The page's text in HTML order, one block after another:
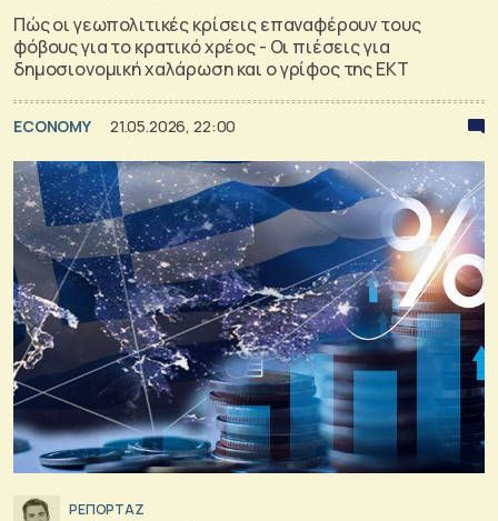
Πώς οι γεωπολιτικές κρίσεις επαναφέρουν τους
φόβους για το κρατικό χρέος - Οι πιέσεις για
δημοσιονομική χαλάρωση και ο γρίφος της ΕΚΤ
ECONOMY 21.05.2026, 22:00
ΡΕΠΟΡΤΑΖ